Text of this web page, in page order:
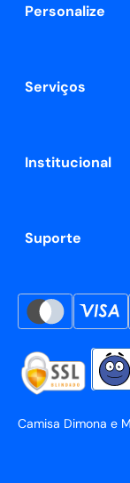
Personalize
Serviços
Institucional
Suporte
Camisa Dimona e